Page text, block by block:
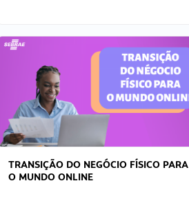
TRANSIÇÃO DO NEGÓCIO FÍSICO PARA
O MUNDO ONLINE